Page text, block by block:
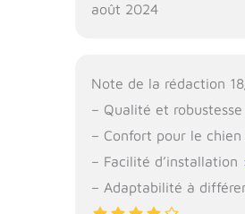
août 2024
Note de la rédaction
– Qualité et robustesse
– Confort pour le chien
– Facilité d’installation :
– Adaptabilité à